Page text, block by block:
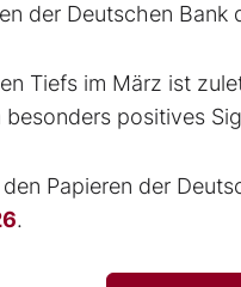
der Deutschen
Tiefs im März ist
positives
Papieren der
.